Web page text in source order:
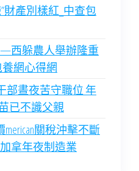
財產別樣紅_中查包
西躲農人舉辦隆重
網心得網
部晝夜苦守職位 年
已不識父親
merican關稅沖擊不斷
拿年夜制造業